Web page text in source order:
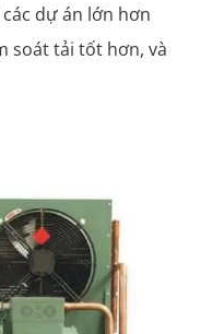
dự án lớn hơn
soát tải tốt hơn, và